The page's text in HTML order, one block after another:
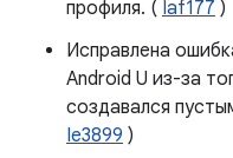
профиля. ( Iaf177 )
Исправлена
Android U из-за
создавался
Ie3899 )